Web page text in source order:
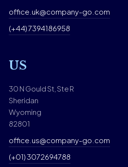
office.uk@company-go.com
(+44) 7394186958
US
30 N Gould St, Ste R
Sheridan
Wyoming
82801
office.us@company-go.com
(+01) 3072694788